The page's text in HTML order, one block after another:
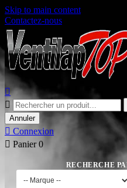
Skip to main content
Contactez-nous


Annuler
 Connexion
 Panier 0
RECHERCHE